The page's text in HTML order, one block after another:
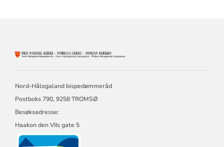
Nord-Hålogaland bispedømmeråd
Postboks 790, 9258 TROMSØ
Besøksadresse:
Haakon den VIIs gate 5